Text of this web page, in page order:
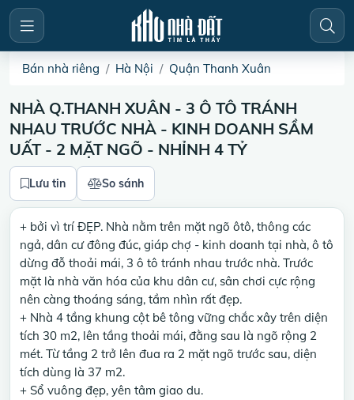
Bán nhà riêng Hà Nội Quận Thanh Xuân
NHÀ Q.THANH XUÂN - 3 Ô TÔ TRÁNH
NHAU TRƯỚC NHÀ - KINH DOANH SẦM
UẤT - 2 MẶT NGÕ - NHỈNH 4 TỶ
Lưu tin So sánh
+ bởi vì trí ĐẸP. Nhà nằm trên mặt ngõ ôtô, thông các
ngả, dân cư đông đúc, giáp chợ - kinh doanh tại nhà, ô tô
dừng đỗ thoải mái, 3 ô tô tránh nhau trước nhà. Trước
mặt là nhà văn hóa của khu dân cư, sân chơi cực rộng
nên càng thoáng sáng, tầm nhìn rất đẹp.
+ Nhà 4 tầng khung cột bê tông vững chắc xây trên diện
tích 30 m2, lên tầng thoải mái, đằng sau là ngõ rộng 2
mét. Từ tầng 2 trở lên đua ra 2 mặt ngõ trước sau, diện
tích dùng là 37 m2.
+ Sổ vuông đẹp, yên tâm giao du.